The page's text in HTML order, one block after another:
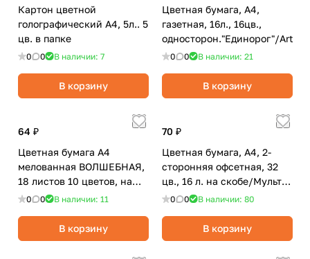
Картон цветной
голографический А4, 5л.. 5
цв. в папке
0 0 В наличии: 7
В корзину
Цветная бумага, А4,
газетная, 16л., 16цв.,
односторон."Единорог"/
0 0 В наличии: 21
В корзину
64 ₽
Цветная бумага А4
мелованная ВОЛШЕБНАЯ,
18 листов 10 цветов, на
скобе, 200х280 мм,
0 0 В наличии: 11
В корзину
70 ₽
Цветная бумага, А4, 2-
сторонняя офсетная, 32
цв., 16 л. на скобе/Мульти-
пульти
0 0 В наличии: 80
В корзину